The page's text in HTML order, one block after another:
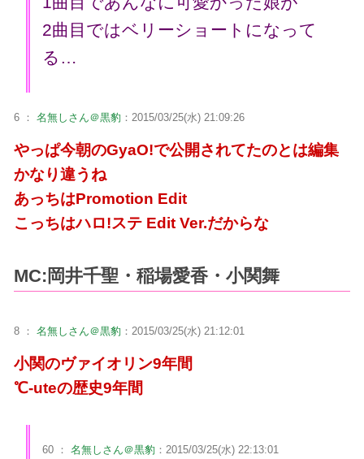
2曲目ではベリーショートになって
る…
6 ： 名無しさん＠黒豹 ：2015/03/25(水) 21:09:26
やっぱ今朝のGyaO!で公開されてたのとは編集
かなり違うね
あっちはPromotion Edit
こっちはハロ!ステ Edit Ver.だからな
MC:岡井千聖・稲場愛香・小関舞
8 ： 名無しさん＠黒豹 ：2015/03/25(水) 21:12:01
小関のヴァイオリン9年間
℃-uteの歴史9年間
60 ： 名無しさん＠黒豹 ：2015/03/25(水) 22:13:01